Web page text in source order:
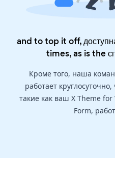
and to top it off,
times, as is the
Кроме того, наша
работает
такие как ваш X Theme
Form,